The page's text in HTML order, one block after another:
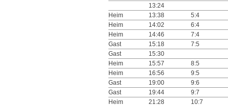
13:24
Heim
13:38
5:4
Heim
14:02
6:4
Heim
14:46
7:4
Gast
15:18
7:5
Gast
15:30
Heim
15:57
8:5
Heim
16:56
9:5
Gast
19:00
9:6
Gast
19:44
9:7
Heim
21:28
10:7